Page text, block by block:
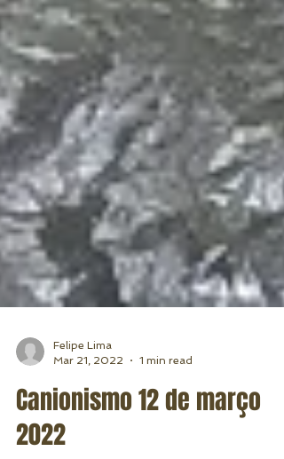
Mar 21, 2022
1 min read
Canionismo 12 de março